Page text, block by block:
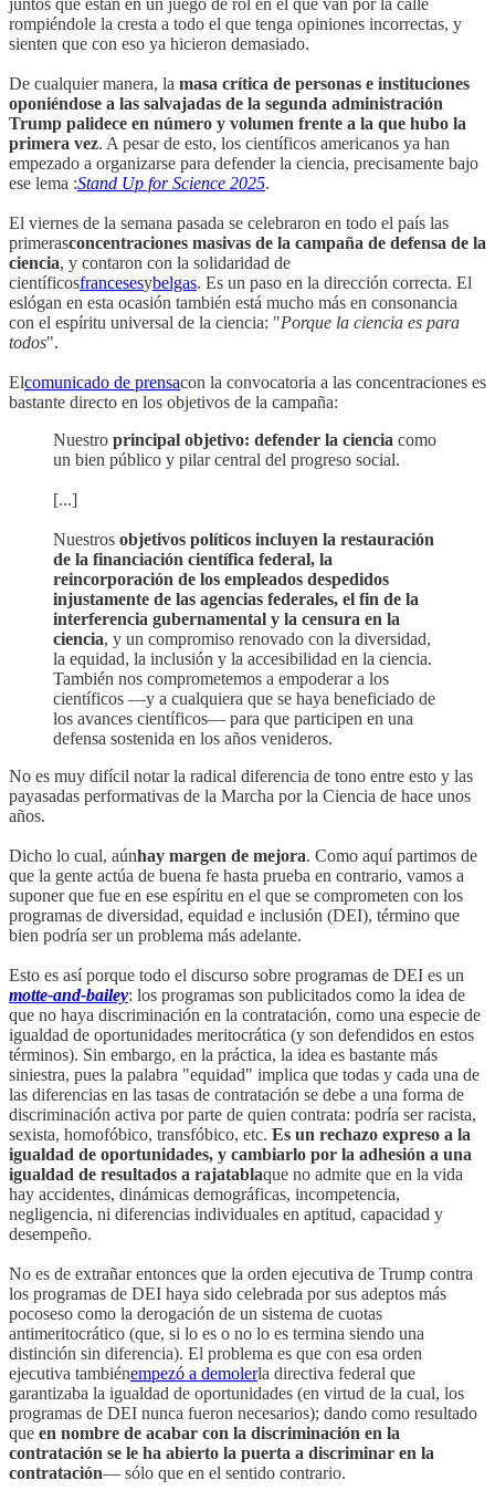
rompiéndole la cresta a todo el que tenga opiniones incorrectas, y
sienten que con eso ya hicieron demasiado.
De cualquier manera, la masa crítica de personas e instituciones
oponiéndose a las salvajadas de la segunda administración
Trump palidece en número y volumen frente a la que hubo la
primera vez. A pesar de esto, los científicos americanos ya han
empezado a organizarse para defender la ciencia, precisamente bajo
ese lema :Stand Up for Science 2025.
El viernes de la semana pasada se celebraron en todo el país las
primerasconcentraciones masivas de la campaña de defensa de la
ciencia, y contaron con la solidaridad de
científicosfrancesesybelgas. Es un paso en la dirección correcta. El
eslógan en esta ocasión también está mucho más en consonancia
con el espíritu universal de la ciencia: "Porque la ciencia es para
todos".
Elcomunicado de prensacon la convocatoria a las concentraciones es
bastante directo en los objetivos de la campaña:
Nuestro principal objetivo: defender la ciencia como
un bien público y pilar central del progreso social.
[...]
Nuestros objetivos políticos incluyen la restauración
de la financiación científica federal, la
reincorporación de los empleados despedidos
injustamente de las agencias federales, el fin de la
interferencia gubernamental y la censura en la
ciencia, y un compromiso renovado con la diversidad,
la equidad, la inclusión y la accesibilidad en la ciencia.
También nos comprometemos a empoderar a los
científicos —y a cualquiera que se haya beneficiado de
los avances científicos— para que participen en una
defensa sostenida en los años venideros.
No es muy difícil notar la radical diferencia de tono entre esto y las
payasadas performativas de la Marcha por la Ciencia de hace unos
años.
Dicho lo cual, aúnhay margen de mejora. Como aquí partimos de
que la gente actúa de buena fe hasta prueba en contrario, vamos a
suponer que fue en ese espíritu en el que se comprometen con los
programas de diversidad, equidad e inclusión (DEI), término que
bien podría ser un problema más adelante.
Esto es así porque todo el discurso sobre programas de DEI es un
motte-and-bailey: los programas son publicitados como la idea de
que no haya discriminación en la contratación, como una especie de
igualdad de oportunidades meritocrática (y son defendidos en estos
términos). Sin embargo, en la práctica, la idea es bastante más
siniestra, pues la palabra "equidad" implica que todas y cada una de
las diferencias en las tasas de contratación se debe a una forma de
discriminación activa por parte de quien contrata: podría ser racista,
sexista, homofóbico, transfóbico, etc. Es un rechazo expreso a la
igualdad de oportunidades, y cambiarlo por la adhesión a una
igualdad de resultados a rajatablaque no admite que en la vida
hay accidentes, dinámicas demográficas, incompetencia,
negligencia, ni diferencias individuales en aptitud, capacidad y
desempeño.
No es de extrañar entonces que la orden ejecutiva de Trump contra
los programas de DEI haya sido celebrada por sus adeptos más
pocoseso como la derogación de un sistema de cuotas
antimeritocrático (que, si lo es o no lo es termina siendo una
distinción sin diferencia). El problema es que con esa orden
ejecutiva tambiénempezó a demolerla directiva federal que
garantizaba la igualdad de oportunidades (en virtud de la cual, los
programas de DEI nunca fueron necesarios); dando como resultado
que en nombre de acabar con la discriminación en la
contratación se le ha abierto la puerta a discriminar en la
contratación— sólo que en el sentido contrario.